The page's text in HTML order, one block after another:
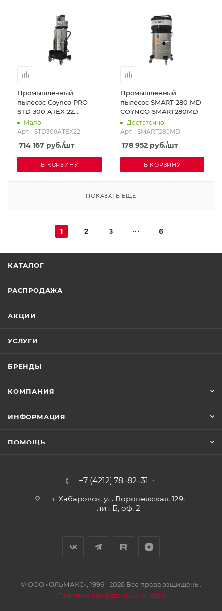
Промышленный
пылесос Coynco PRO
STD 300 ATEX 22
COYNCO STD300ATEX22
Мало
Арт. : STD300ATEX22
714 167 руб./шт
В КОРЗИНУ
Промышленный
пылесос SMART 280 MD
COYNCO SMART280MD
Достаточно
Арт. : SMART280MD
178 952руб./шт
В КОРЗИНУ
ПОКАЗАТЬ ЕЩЕ
1 2 3 6
КАТАЛОГ
РАСПРОДАЖА
АКЦИИ
УСЛУГИ
БРЕНДЫ
КОМПАНИЯ
ИНФОРМАЦИЯ
ПОМОЩЬ
+7 (4212) 78–82–31
г. Хабаровск, ул. Воронежская, 129,
лит. Б, оф. 2
© ООО «ОЛЬМАКС», 1996 - 2026 Все права защищены.
Политика конфиденциальности